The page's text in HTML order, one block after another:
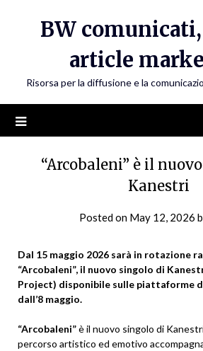
BW
article
Risorsa per la diffusione e la
“Arcobaleni” è il
Kanestri
Posted on May 12, 2026
Dal 15 maggio 2026 sarà in rotazione
“Arcobaleni”, il nuovo singolo di
Project) disponibile sulle piattaforme
dall’8 maggio.
“Arcobaleni”è il nuovo singolo di
percorso artistico ed emotivo